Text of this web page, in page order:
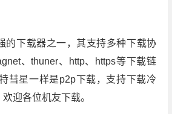
的下载器之一，其支持多种下载协
、thuner、http、https等下载链
彗星一样是p2p下载，支持下载冷
迎各位机友下载。